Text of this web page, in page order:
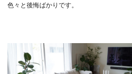
色々と後悔ばかりです。